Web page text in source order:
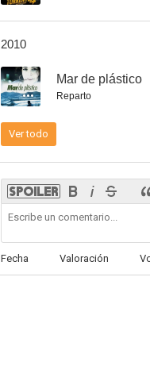
2010
-- Mar de plástico
Reparto
Ver todo
Fecha Valoración